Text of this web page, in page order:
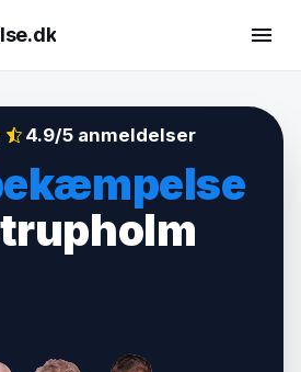
menu
4.9/5 anmeldelser